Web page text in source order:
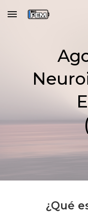
Skip to main content
¿Qué